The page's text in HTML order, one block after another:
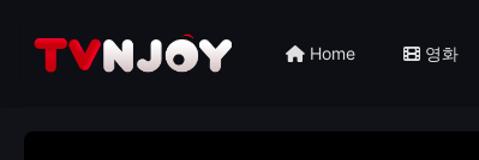
Home 영화